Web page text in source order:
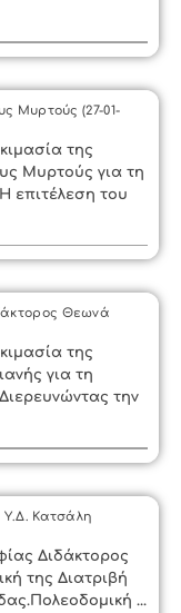
Μυρτούς (27-01-
της
Μυρτούς για τη
επιτέλεση του
Θεωνά
της
για τη
την
Υ.Δ. Κατσάλη
Διδάκτορος
της Διατριβή
...